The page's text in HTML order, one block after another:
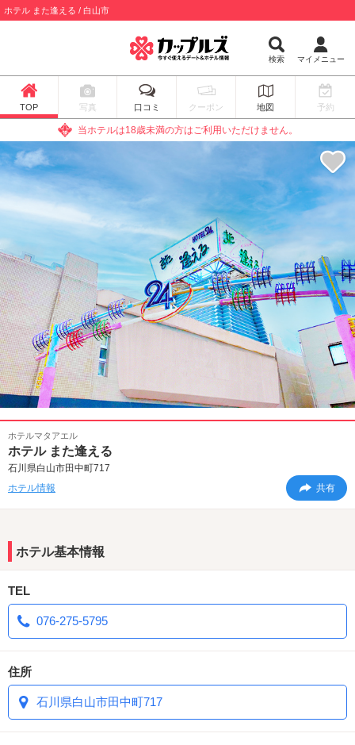
ホテル また逢える / 白山市
検索 マイメニュー
TOP 写真 口コミ クーポン 地図 予約
当ホテルは18歳未満の方はご利用いただけません。
ホテルマタアエル
ホテル また逢える
石川県白山市田中町717
ホテル情報
共有
ホテル基本情報
TEL
076-275-5795
住所
石川県白山市田中町717